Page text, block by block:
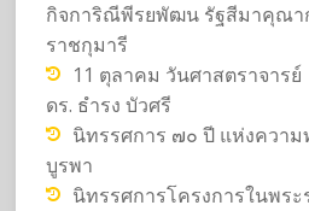
กิจการิณีพีรยพัฒน รัฐสีมาคุณา
ราชกุมารี
11 ตุลาคม วันศาสตราจารย์
ดร. ธำรง บัวศรี
นิทรรศการ ๗๐ ปี แห่งความ
บูรพา
นิทรรศการโครงการในพระ